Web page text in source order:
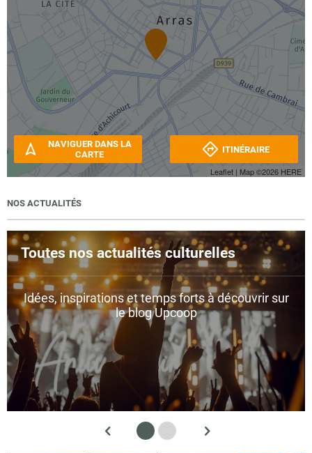
Leaflet | Map ©2026 HERE
NAVIGUER DANS LA
CARTE
ITINÉRAIRE
NOS ACTUALITÉS
Toutes nos actualités culturelles
Idées, inspirations et temps forts à découvrir sur
le blog Upcoop